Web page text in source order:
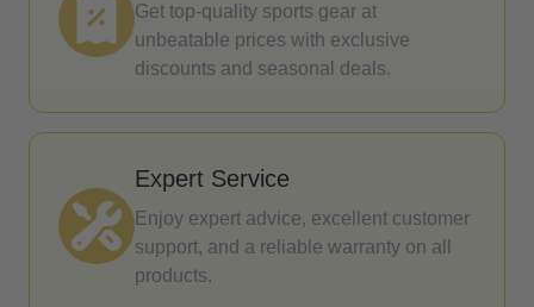
Get top-quality sports gear at
unbeatable prices with exclusive
discounts and seasonal deals.
Expert Service
Enjoy expert advice, excellent customer
support, and a reliable warranty on all
products.